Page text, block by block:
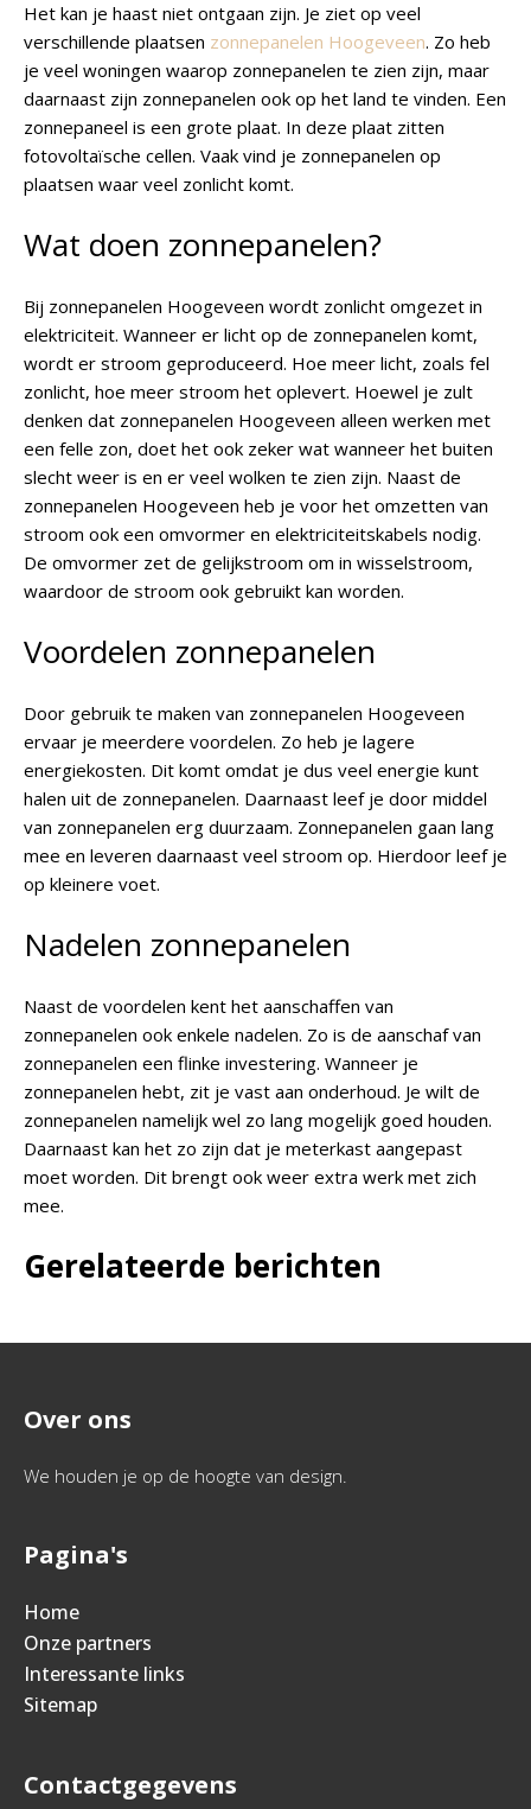
Het kan je haast niet ontgaan zijn. Je ziet op veel
verschillende plaatsen zonnepanelen Hoogeveen. Zo heb
je veel woningen waarop zonnepanelen te zien zijn, maar
daarnaast zijn zonnepanelen ook op het land te vinden. Een
zonnepaneel is een grote plaat. In deze plaat zitten
fotovoltaïsche cellen. Vaak vind je zonnepanelen op
plaatsen waar veel zonlicht komt.
Wat doen zonnepanelen?
Bij zonnepanelen Hoogeveen wordt zonlicht omgezet in
elektriciteit. Wanneer er licht op de zonnepanelen komt,
wordt er stroom geproduceerd. Hoe meer licht, zoals fel
zonlicht, hoe meer stroom het oplevert. Hoewel je zult
denken dat zonnepanelen Hoogeveen alleen werken met
een felle zon, doet het ook zeker wat wanneer het buiten
slecht weer is en er veel wolken te zien zijn. Naast de
zonnepanelen Hoogeveen heb je voor het omzetten van
stroom ook een omvormer en elektriciteitskabels nodig.
De omvormer zet de gelijkstroom om in wisselstroom,
waardoor de stroom ook gebruikt kan worden.
Voordelen zonnepanelen
Door gebruik te maken van zonnepanelen Hoogeveen
ervaar je meerdere voordelen. Zo heb je lagere
energiekosten. Dit komt omdat je dus veel energie kunt
halen uit de zonnepanelen. Daarnaast leef je door middel
van zonnepanelen erg duurzaam. Zonnepanelen gaan lang
mee en leveren daarnaast veel stroom op. Hierdoor leef je
op kleinere voet.
Nadelen zonnepanelen
Naast de voordelen kent het aanschaffen van
zonnepanelen ook enkele nadelen. Zo is de aanschaf van
zonnepanelen een flinke investering. Wanneer je
zonnepanelen hebt, zit je vast aan onderhoud. Je wilt de
zonnepanelen namelijk wel zo lang mogelijk goed houden.
Daarnaast kan het zo zijn dat je meterkast aangepast
moet worden. Dit brengt ook weer extra werk met zich
mee.
Gerelateerde berichten
Over ons
We houden je op de hoogte van design.
Pagina's
Home
Onze partners
Interessante links
Sitemap
Contactgegevens